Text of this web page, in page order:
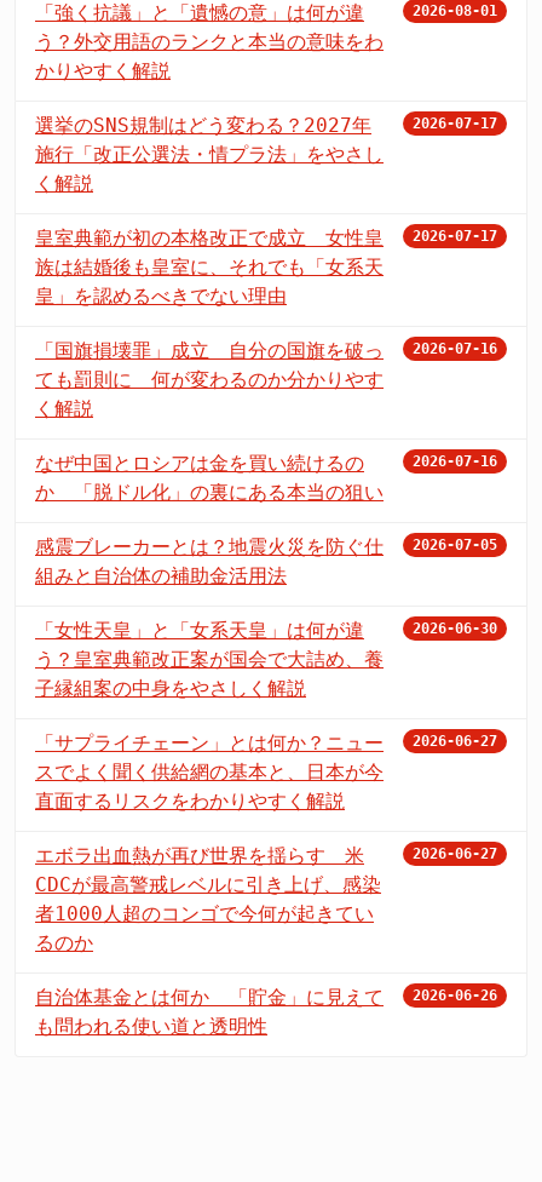
「強く抗議」と「遺憾の意」は何が違
う？外交用語のランクと本当の意味をわ
かりやすく解説
2026-08-01
選挙のSNS規制はどう変わる？2027年
施行「改正公選法・情プラ法」をやさし
く解説
2026-07-17
皇室典範が初の本格改正で成立 女性皇
族は結婚後も皇室に、それでも「女系天
皇」を認めるべきでない理由
2026-07-17
「国旗損壊罪」成立 自分の国旗を破っ
ても罰則に 何が変わるのか分かりやす
く解説
2026-07-16
なぜ中国とロシアは金を買い続けるの
か 「脱ドル化」の裏にある本当の狙い
2026-07-16
感震ブレーカーとは？地震火災を防ぐ仕
組みと自治体の補助金活用法
2026-07-05
「女性天皇」と「女系天皇」は何が違
う？皇室典範改正案が国会で大詰め、養
子縁組案の中身をやさしく解説
2026-06-30
「サプライチェーン」とは何か？ニュー
スでよく聞く供給網の基本と、日本が今
直面するリスクをわかりやすく解説
2026-06-27
エボラ出血熱が再び世界を揺らす 米
CDCが最高警戒レベルに引き上げ、感染
者1000人超のコンゴで今何が起きてい
るのか
2026-06-27
自治体基金とは何か 「貯金」に見えて
も問われる使い道と透明性
2026-06-26